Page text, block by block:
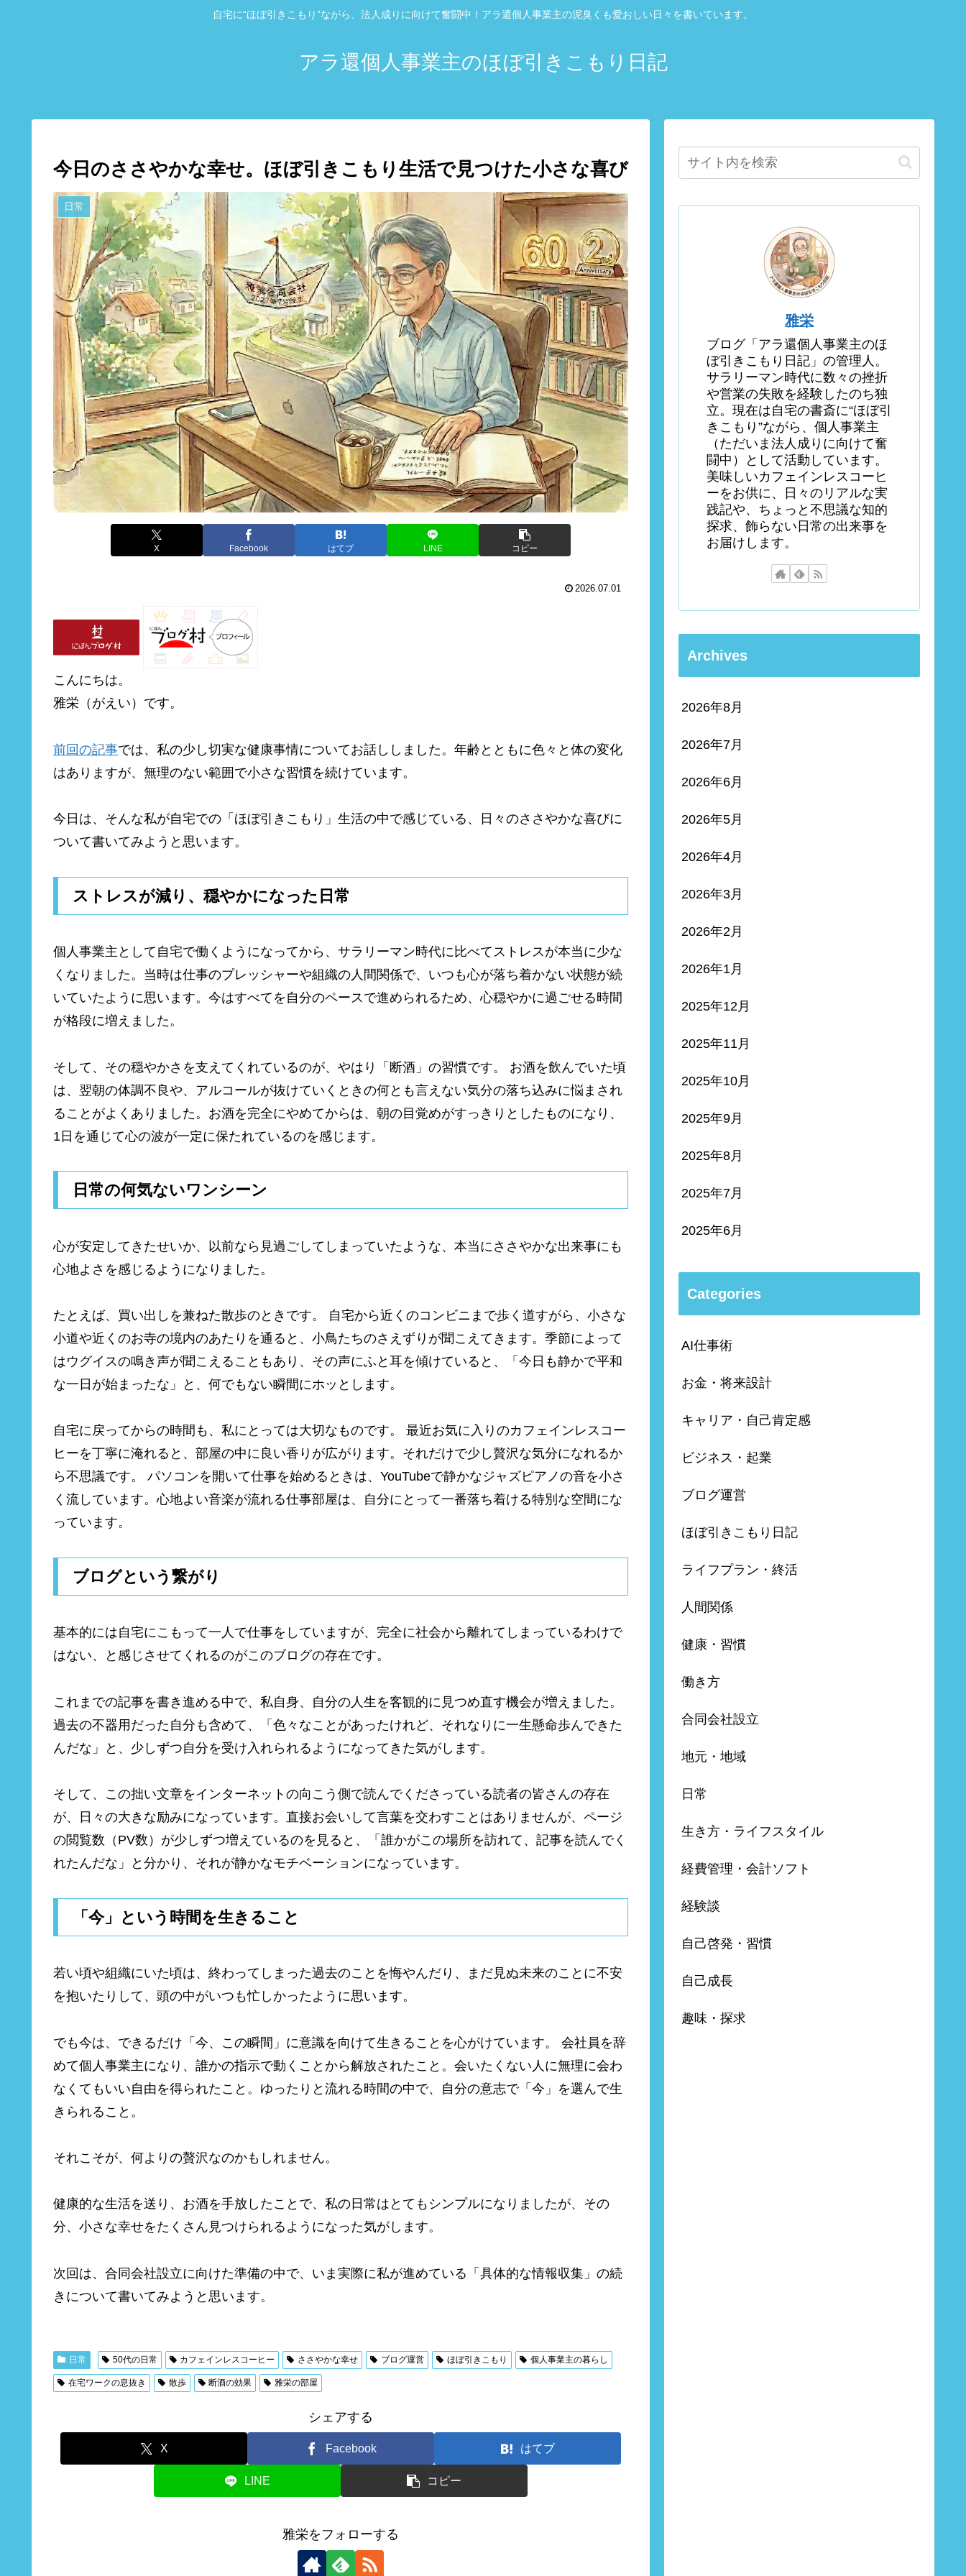
自宅に“ほぼ引きこもり”ながら、法人成りに向けて奮闘中！アラ還個人事業主の泥臭くも愛おしい日々を書いています。
アラ還個人事業主のほぼ引きこもり日記
今日のささやかな幸せ。ほぼ引きこもり生活で見つけた小さな喜び
日常
X Facebook はてブ LINE コピー
2026.07.01
こんにちは。
雅栄（がえい）です。
前回の記事では、私の少し切実な健康事情についてお話ししました。年齢とともに色々と体の変化
はありますが、無理のない範囲で小さな習慣を続けています。
今日は、そんな私が自宅での「ほぼ引きこもり」生活の中で感じている、日々のささやかな喜びに
ついて書いてみようと思います。
ストレスが減り、穏やかになった日常
個人事業主として自宅で働くようになってから、サラリーマン時代に比べてストレスが本当に少な
くなりました。当時は仕事のプレッシャーや組織の人間関係で、いつも心が落ち着かない状態が続
いていたように思います。今はすべてを自分のペースで進められるため、心穏やかに過ごせる時間
が格段に増えました。
そして、その穏やかさを支えてくれているのが、やはり「断酒」の習慣です。 お酒を飲んでいた頃
は、翌朝の体調不良や、アルコールが抜けていくときの何とも言えない気分の落ち込みに悩まされ
ることがよくありました。お酒を完全にやめてからは、朝の目覚めがすっきりとしたものになり、
1日を通じて心の波が一定に保たれているのを感じます。
日常の何気ないワンシーン
心が安定してきたせいか、以前なら見過ごしてしまっていたような、本当にささやかな出来事にも
心地よさを感じるようになりました。
たとえば、買い出しを兼ねた散歩のときです。 自宅から近くのコンビニまで歩く道すがら、小さな
小道や近くのお寺の境内のあたりを通ると、小鳥たちのさえずりが聞こえてきます。季節によって
はウグイスの鳴き声が聞こえることもあり、その声にふと耳を傾けていると、「今日も静かで平和
な一日が始まったな」と、何でもない瞬間にホッとします。
自宅に戻ってからの時間も、私にとっては大切なものです。 最近お気に入りのカフェインレスコー
ヒーを丁寧に淹れると、部屋の中に良い香りが広がります。それだけで少し贅沢な気分になれるか
ら不思議です。 パソコンを開いて仕事を始めるときは、YouTubeで静かなジャズピアノの音を小さ
く流しています。心地よい音楽が流れる仕事部屋は、自分にとって一番落ち着ける特別な空間にな
っています。
ブログという繋がり
基本的には自宅にこもって一人で仕事をしていますが、完全に社会から離れてしまっているわけで
はない、と感じさせてくれるのがこのブログの存在です。
これまでの記事を書き進める中で、私自身、自分の人生を客観的に見つめ直す機会が増えました。
過去の不器用だった自分も含めて、「色々なことがあったけれど、それなりに一生懸命歩んできた
んだな」と、少しずつ自分を受け入れられるようになってきた気がします。
そして、この拙い文章をインターネットの向こう側で読んでくださっている読者の皆さんの存在
が、日々の大きな励みになっています。直接お会いして言葉を交わすことはありませんが、ページ
の閲覧数（PV数）が少しずつ増えているのを見ると、「誰かがこの場所を訪れて、記事を読んでく
れたんだな」と分かり、それが静かなモチベーションになっています。
「今」という時間を生きること
若い頃や組織にいた頃は、終わってしまった過去のことを悔やんだり、まだ見ぬ未来のことに不安
を抱いたりして、頭の中がいつも忙しかったように思います。
でも今は、できるだけ「今、この瞬間」に意識を向けて生きることを心がけています。 会社員を辞
めて個人事業主になり、誰かの指示で動くことから解放されたこと。会いたくない人に無理に会わ
なくてもいい自由を得られたこと。ゆったりと流れる時間の中で、自分の意志で「今」を選んで生
きられること。
それこそが、何よりの贅沢なのかもしれません。
健康的な生活を送り、お酒を手放したことで、私の日常はとてもシンプルになりましたが、その
分、小さな幸せをたくさん見つけられるようになった気がします。
次回は、合同会社設立に向けた準備の中で、いま実際に私が進めている「具体的な情報収集」の続
きについて書いてみようと思います。
日常 50代の日常 カフェインレスコーヒー ささやかな幸せ ブログ運営 ほぼ引きこもり 個人事業主の暮らし
在宅ワークの息抜き 散歩 断酒の効果 雅栄の部屋
シェアする
X Facebook はてブ
LINE コピー
雅栄をフォローする
雅栄
ブログ「アラ還個人事業主のほ
ぼ引きこもり日記」の管理人。
サラリーマン時代に数々の挫折
や営業の失敗を経験したのち独
立。現在は自宅の書斎に“ほぼ引
きこもり”ながら、個人事業主
（ただいま法人成りに向けて奮
闘中）として活動しています。
美味しいカフェインレスコーヒ
ーをお供に、日々のリアルな実
践記や、ちょっと不思議な知的
探求、飾らない日常の出来事を
お届けします。
Archives
2026年8月
2026年7月
2026年6月
2026年5月
2026年4月
2026年3月
2026年2月
2026年1月
2025年12月
2025年11月
2025年10月
2025年9月
2025年8月
2025年7月
2025年6月
Categories
AI仕事術
お金・将来設計
キャリア・自己肯定感
ビジネス・起業
ブログ運営
ほぼ引きこもり日記
ライフプラン・終活
人間関係
健康・習慣
働き方
合同会社設立
地元・地域
日常
生き方・ライフスタイル
経費管理・会計ソフト
経験談
自己啓発・習慣
自己成長
趣味・探求